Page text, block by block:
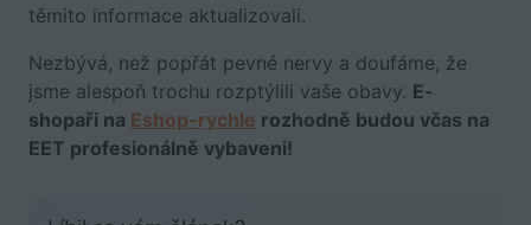
těmito informace aktualizovali.
Nezbývá, než popřát pevné nervy a doufáme, že
jsme alespoň trochu rozptýlili vaše obavy. E-
shopaři na Eshop-rychle rozhodně budou včas na
EET profesionálně vybaveni!